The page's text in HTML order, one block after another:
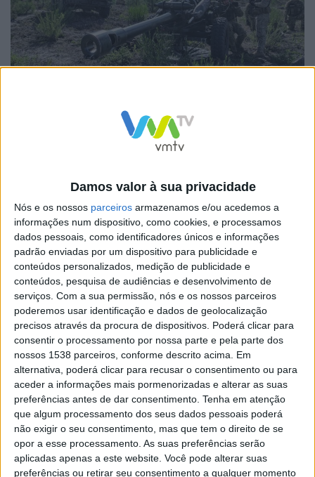
Damos valor à sua privacidade
Nós e os nossos parceiros armazenamos e/ou acedemos a
informações num dispositivo, como cookies, e processamos
dados pessoais, como identificadores únicos e informações
padrão enviadas por um dispositivo para publicidade e
conteúdos personalizados, medição de publicidade e
conteúdos, pesquisa de audiências e desenvolvimento de
serviços. Com a sua permissão, nós e os nossos parceiros
poderemos usar identificação e dados de geolocalização
precisos através da procura de dispositivos. Poderá clicar para
consentir o processamento por nossa parte e pela parte dos
nossos 1538 parceiros, conforme descrito acima. Em
alternativa, poderá clicar para recusar o consentimento ou para
aceder a informações mais pormenorizadas e alterar as suas
preferências antes de dar consentimento. Tenha em atenção
que algum processamento dos seus dados pessoais poderá
não exigir o seu consentimento, mas que tem o direito de se
opor a esse processamento. As suas preferências serão
aplicadas apenas a este website. Você pode alterar suas
preferências ou retirar seu consentimento a qualquer momento
Este exercício visa a preparação destes elementos com
vista à sua participação como “Field Artillery Battery
Battlegroup 25-2/26-1” (EUBG 25-2/26-1) – uma força
de resposta rápida, da União Europeia, com um efectivo
multinacional, na ordem dos 1 500 elementos (modular
até 5 000), em prevenção com 5 dias de resposta
urgente e 10 dias de resposta imediata, preparada para
poder sustentar missões de 30 a 120 dias, enquadradas
pelo Tratado da União Europeia. O EUBG 25-2/26-1 é
composto por forças de Portugal, Espanha, França,
Itália, e Roménia.
A primeira fase de certificação da força iniciou-se a 18
de Novembro de 2024 e decorre actualmente até 29 de
Novembro de 2024 no exercício TAURUS 24, em Ponte
de Sor, na Bemposta e no Campo Militar de Santa